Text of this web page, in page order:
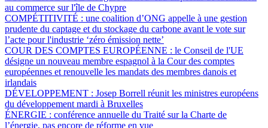
au commerce sur l'île de Chypre
COMPÉTITIVITÉ : une coalition d’ONG appelle à une gestion
prudente du captage et du stockage du carbone avant le vote sur
l’acte pour l'industrie ‘zéro émission nette’
COUR DES COMPTES EUROPÉENNE : le Conseil de l'UE
désigne un nouveau membre espagnol à la Cour des comptes
européennes et renouvelle les mandats des membres danois et
irlandais
DÉVELOPPEMENT : Josep Borrell réunit les ministres européens
du développement mardi à Bruxelles
ÉNERGIE : conférence annuelle du Traité sur la Charte de
l’énergie, pas encore de réforme en vue